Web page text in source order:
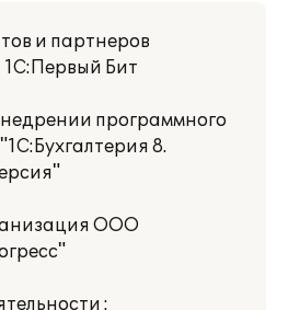
и партнеров
Бит
программного
8.
ООО
: